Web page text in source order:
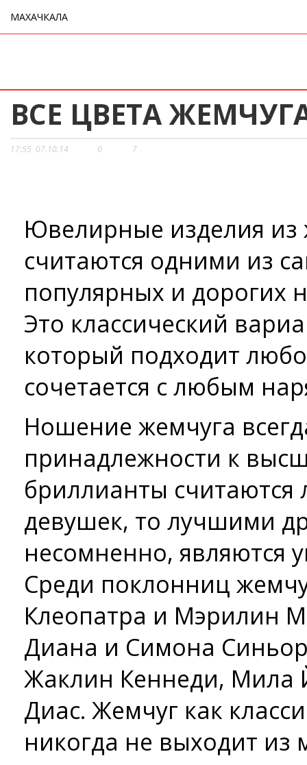
МАХАЧКАЛА
ВСЕ ЦВЕТА
17:55 07.10.14 0 7
Ювелирные изделия из
считаются одними из
популярных и дорогих
Это классический
который подходит
сочетается с любым
Ношение жемчуга
принадлежности к
бриллианты
девушек, то лучшими
несомненно, являются
Среди поклонниц
Клеопатра и Мэрилин
Диана и Симона
Жаклин Кеннеди, Мила
Диас. Жемчуг как
никогда не выходит из